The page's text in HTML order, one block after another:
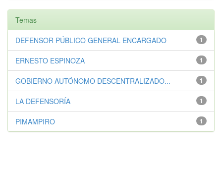
Temas
1
DEFENSOR PÚBLICO GENERAL ENCARGADO
1
ERNESTO ESPINOZA
1
GOBIERNO AUTÓNOMO DESCENTRALIZADO...
1
LA DEFENSORÍA
1
PIMAMPIRO